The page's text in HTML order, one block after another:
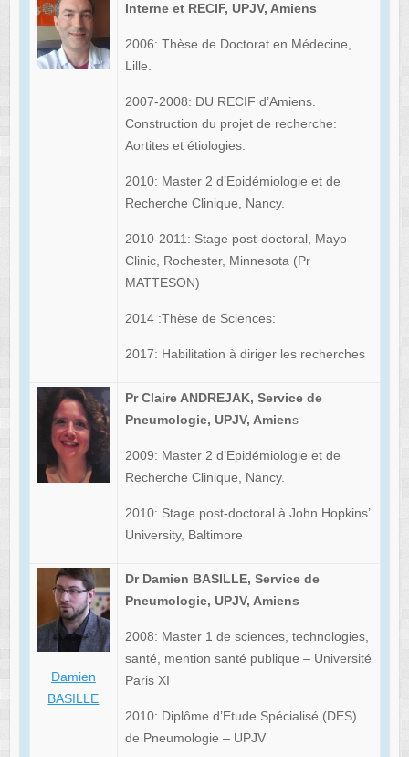
Interne et RECIF, UPJV, Amiens
2006: Thèse de Doctorat en Médecine,
Lille.
2007-2008: DU RECIF d’Amiens.
Construction du projet de recherche:
Aortites et étiologies.
2010: Master 2 d’Epidémiologie et de
Recherche Clinique, Nancy.
2010-2011: Stage post-doctoral, Mayo
Clinic, Rochester, Minnesota (Pr
MATTESON)
2014 :Thèse de Sciences:
2017: Habilitation à diriger les recherches
Pr Claire ANDREJAK, Service de
Pneumologie, UPJV, Amiens
2009: Master 2 d’Epidémiologie et de
Recherche Clinique, Nancy.
2010: Stage post-doctoral à John Hopkins’
University, Baltimore
Damien
BASILLE
Dr Damien BASILLE, Service de
Pneumologie, UPJV, Amiens
2008: Master 1 de sciences, technologies,
santé, mention santé publique – Université
Paris XI
2010: Diplôme d’Etude Spécialisé (DES)
de Pneumologie – UPJV